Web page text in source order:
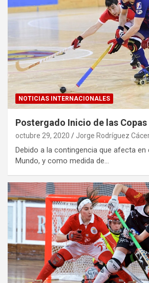
NOTICIAS INTERNACIONALES
Postergado Inicio de las Copas
octubre 29, 2020 Jorge Rodríguez
Debido a la contingencia que afecta
Mundo, y como medida de…